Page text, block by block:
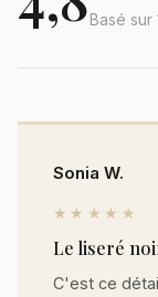
Basé sur
Sonia W.
★★★★★
Le liseré
C'est ce